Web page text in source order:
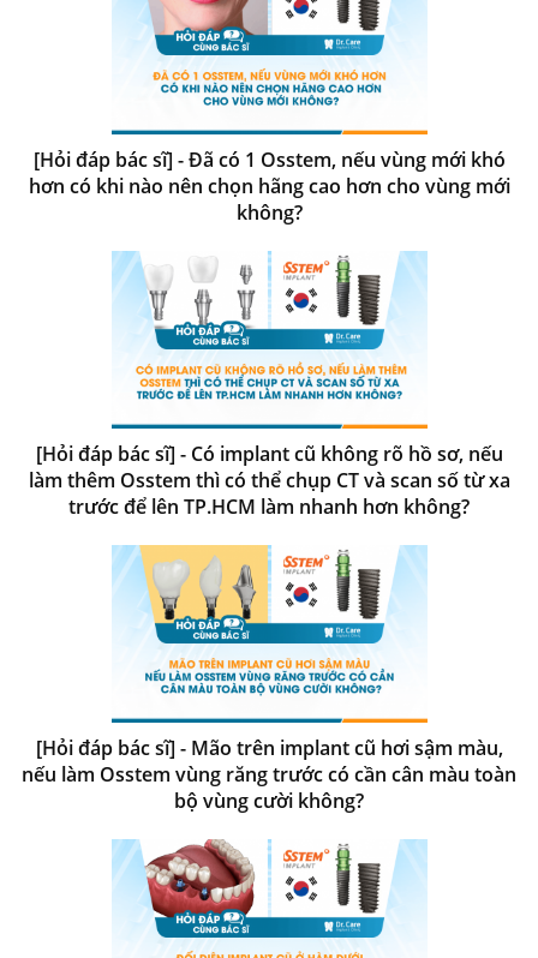
[Hỏi đáp bác sĩ] - Đã có 1 Osstem, nếu vùng mới khó
hơn có khi nào nên chọn hãng cao hơn cho vùng mới
không?
[Hỏi đáp bác sĩ] - Có implant cũ không rõ hồ sơ, nếu
làm thêm Osstem thì có thể chụp CT và scan số từ xa
trước để lên TP.HCM làm nhanh hơn không?
[Hỏi đáp bác sĩ] - Mão trên implant cũ hơi sậm màu,
nếu làm Osstem vùng răng trước có cần cân màu toàn
bộ vùng cười không?